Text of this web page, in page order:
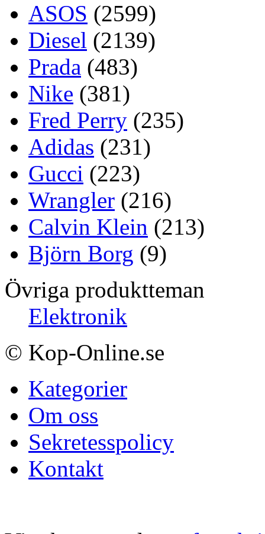
ASOS (2599)
Diesel (2139)
Prada (483)
Nike (381)
Fred Perry (235)
Adidas (231)
Gucci (223)
Wrangler (216)
Calvin Klein (213)
Björn Borg (9)
Övriga produktteman
Elektronik
© Kop-Online.se
Kategorier
Om oss
Sekretesspolicy
Kontakt